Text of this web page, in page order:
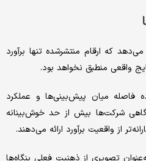
که ارقام منتشرشده تنها برآورد
واقعی منطبق نخواهد بود.
فاصله میان پیش‌بینی‌ها و عملکرد
گاهی شرکت‌ها بیش از حد خوش‌بینانه
از واقعیت برآورد ارائه می‌دهند.
تصویری از ذهنیت فعلی بنگاه‌ها